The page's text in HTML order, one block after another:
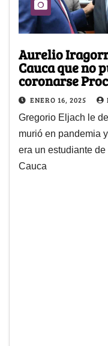
Aurelio
Cauca que no
coronarse
ENERO 16, 2025
Gregorio Eljach le
murió en pandemia
era un estudiante
Cauca